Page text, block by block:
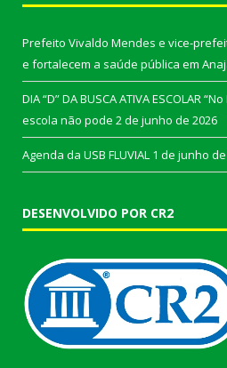
Prefeito Vivaldo Mendes e vice-
e fortalecem a saúde pública em
DIA “D” DA BUSCA ATIVA ESCOLAR
escola não pode 2 de junho de 2026
Agenda da USB FLUVIAL 1 de junho
DESENVOLVIDO POR CR2